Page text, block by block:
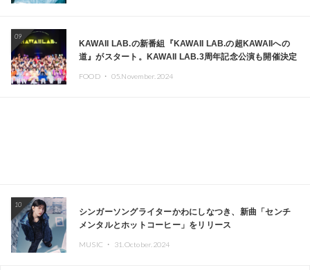
09
KAWAII LAB.の新番組『KAWAII LAB.の超KAWAIIへの
道』がスタート。KAWAII LAB.3周年記念公演も開催決定
FOOD ・ 05.November.2024
10
シンガーソングライターかわにしなつき、新曲「センチ
メンタルとホットコーヒー」をリリース
MUSIC ・ 31.October.2024